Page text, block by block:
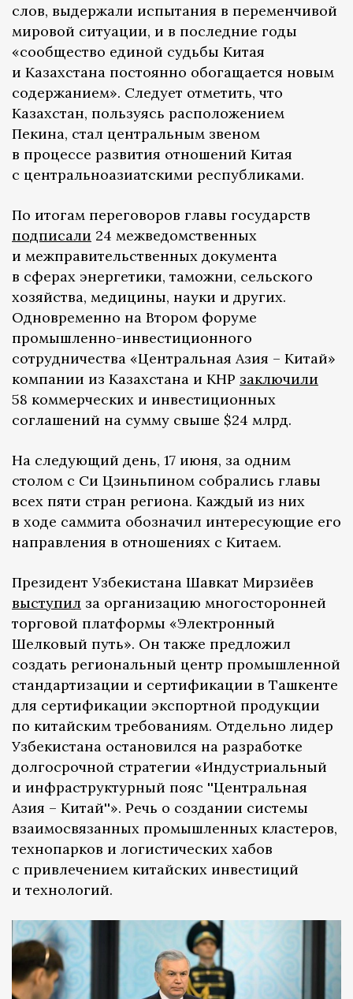
слов, выдержали испытания в переменчивой
мировой ситуации, и в последние годы
«сообщество единой судьбы Китая
и Казахстана постоянно обогащается новым
содержанием». Следует отметить, что
Казахстан, пользуясь расположением
Пекина, стал центральным звеном
в процессе развития отношений Китая
с центральноазиатскими республиками.
По итогам переговоров главы государств
подписали 24 межведомственных
и межправительственных документа
в сферах энергетики, таможни, сельского
хозяйства, медицины, науки и других.
Одновременно на Втором форуме
промышленно-инвестиционного
сотрудничества «Центральная Азия – Китай»
компании из Казахстана и КНР заключили
58 коммерческих и инвестиционных
соглашений на сумму свыше $24 млрд.
На следующий день, 17 июня, за одним
столом с Си Цзиньпином собрались главы
всех пяти стран региона. Каждый из них
в ходе саммита обозначил интересующие его
направления в отношениях с Китаем.
Президент Узбекистана Шавкат Мирзиёев
выступил за организацию многосторонней
торговой платформы «Электронный
Шелковый путь». Он также предложил
создать региональный центр промышленной
стандартизации и сертификации в Ташкенте
для сертификации экспортной продукции
по китайским требованиям. Отдельно лидер
Узбекистана остановился на разработке
долгосрочной стратегии «Индустриальный
и инфраструктурный пояс ''Центральная
Азия – Китай''». Речь о создании системы
взаимосвязанных промышленных кластеров,
технопарков и логистических хабов
с привлечением китайских инвестиций
и технологий.